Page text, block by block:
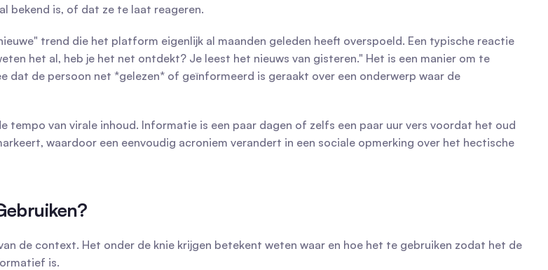
bekend is, of dat ze te laat reageren.
trend die het platform eigenlijk al maanden geleden heeft overspoeld. Een typische reactie
het al, heb je het net ontdekt? Je leest het nieuws van gisteren." Het is een manier om te
de persoon net *gelezen* of geïnformeerd is geraakt over een onderwerp waar de
tempo van virale inhoud. Informatie is een paar dagen of zelfs een paar uur vers voordat het oud
waardoor een eenvoudig acroniem verandert in een sociale opmerking over het hectische
de context. Het onder de knie krijgen betekent weten waar en hoe het te gebruiken zodat het de
is.